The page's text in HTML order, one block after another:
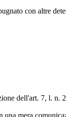
con altre
dell'art. 7, l. n.
mera